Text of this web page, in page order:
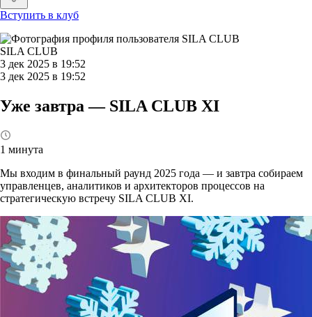
Вступить в клуб
SILA CLUB
3 дек 2025 в 19:52
3 дек 2025 в 19:52
Уже завтра — SILA CLUB XI
1 минута
Мы входим в финальный раунд 2025 года — и завтра собираем
управленцев, аналитиков и архитекторов процессов на
стратегическую встречу SILA CLUB XI.